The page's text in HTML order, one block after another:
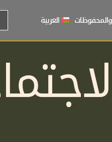
العربية